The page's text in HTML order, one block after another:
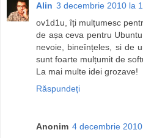
Alin 3 decembrie 2010 la
ov1d1u, îți mulțumesc
de așa ceva pentru
nevoie, bineînțeles, si de
sunt foarte mulțumit de
La mai multe idei grozave!
Răspundeți
Anonim 4 decembrie